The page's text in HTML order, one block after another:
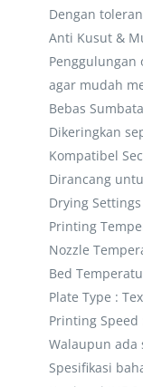
Dengan
Anti Kusut &
agar mudah
Bebas
Dikeringkan
Kompatibel
Dirancang
Drying
Printing
Nozzle
Bed
Plate Type :
Printing Speed
Walaupun ada
Spesifikasi